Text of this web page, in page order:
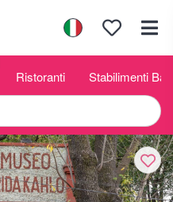
Ristoranti Stabilimenti